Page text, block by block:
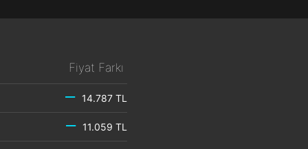
Fiyat Farkı
14.787 TL
11.059 TL